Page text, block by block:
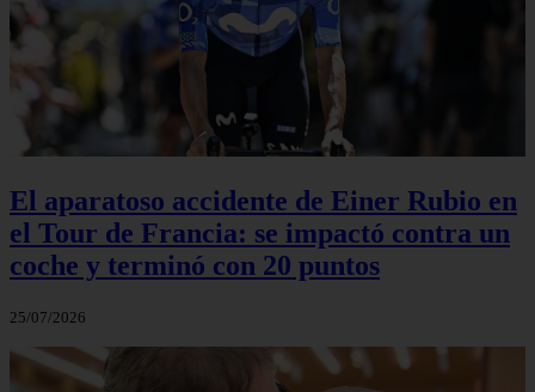
El aparatoso accidente de Einer Rubio en
el Tour de Francia: se impactó contra un
coche y terminó con 20 puntos
25/07/2026